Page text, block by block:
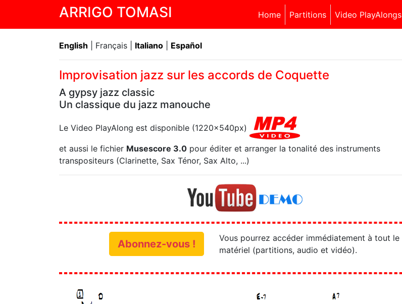
ARRIGO TOMASI Home Partitions Video PlayAlongs
English | Français | Italiano Español
Improvisation jazz sur les accords de Coquette
A gypsy jazz classic
Un classique du jazz manouche
Le Video PlayAlong est disponible (1220x540px)
et aussi le fichier Musescore 3.0 pour éditer et arranger la tonalité des instruments
transpositeurs (Clarinette, Sax Ténor, Sax Alto, ...)
Abonnez-vous !
Vous pourrez accéder immédiatement à tout le
matériel (partitions, audio et vidéo).